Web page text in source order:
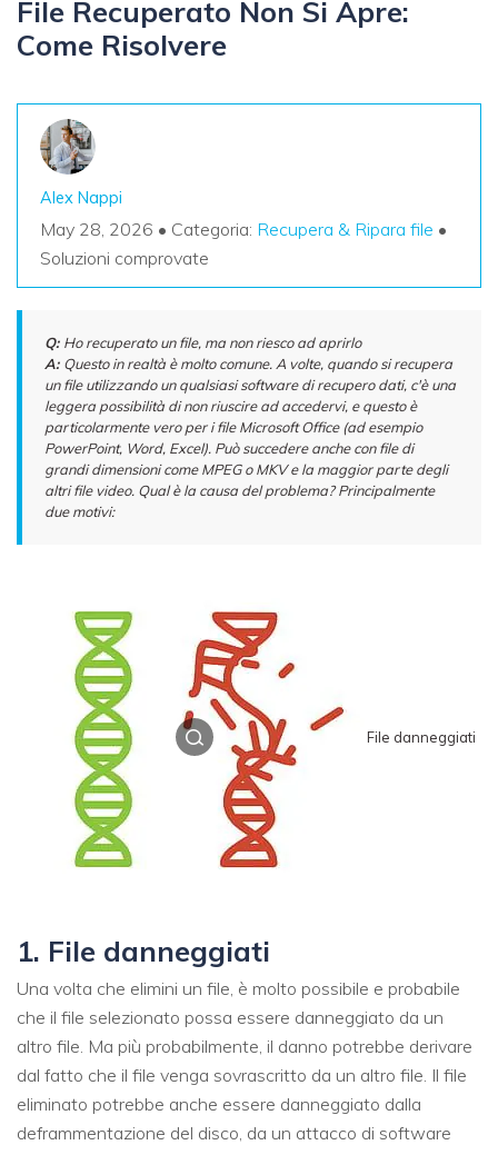
File Recuperato Non Si Apre:
Come Risolvere
Alex Nappi
May 28, 2026 • Categoria: Recupera & Ripara file •
Soluzioni comprovate
Q: Ho recuperato un file, ma non riesco ad aprirlo
A: Questo in realtà è molto comune. A volte, quando si recupera
un file utilizzando un qualsiasi software di recupero dati, c'è una
leggera possibilità di non riuscire ad accedervi, e questo è
particolarmente vero per i file Microsoft Office (ad esempio
PowerPoint, Word, Excel). Può succedere anche con file di
grandi dimensioni come MPEG o MKV e la maggior parte degli
altri file video. Qual è la causa del problema? Principalmente
due motivi:
File danneggiati
1. File danneggiati
Una volta che elimini un file, è molto possibile e probabile
che il file selezionato possa essere danneggiato da un
altro file. Ma più probabilmente, il danno potrebbe derivare
dal fatto che il file venga sovrascritto da un altro file. Il file
eliminato potrebbe anche essere danneggiato dalla
deframmentazione del disco, da un attacco di software